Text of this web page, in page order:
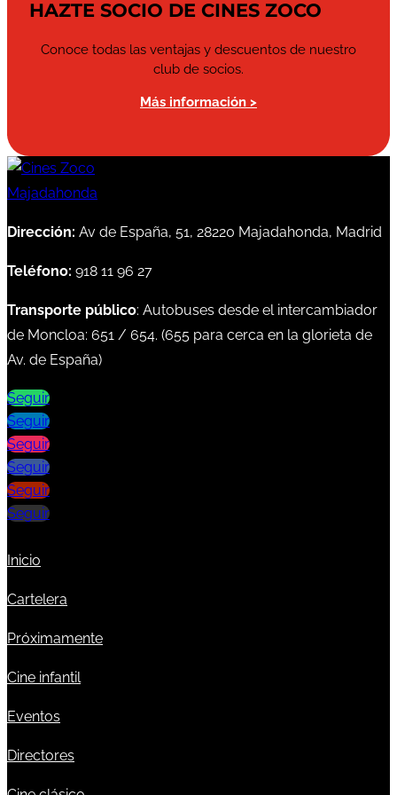
HAZTE SOCIO DE CINES ZOCO
Conoce todas las ventajas y descuentos de nuestro
club de socios.
Más información >
Dirección: Av de España, 51, 28220 Majadahonda, Madrid
Teléfono: 918 11 96 27
Transporte público: Autobuses desde el intercambiador
de Moncloa: 651 / 654. (655 para cerca en la glorieta de
Av. de España)
Seguir
Seguir
Seguir
Seguir
Seguir
Seguir
Inicio
Cartelera
Próximamente
Cine infantil
Eventos
Directores